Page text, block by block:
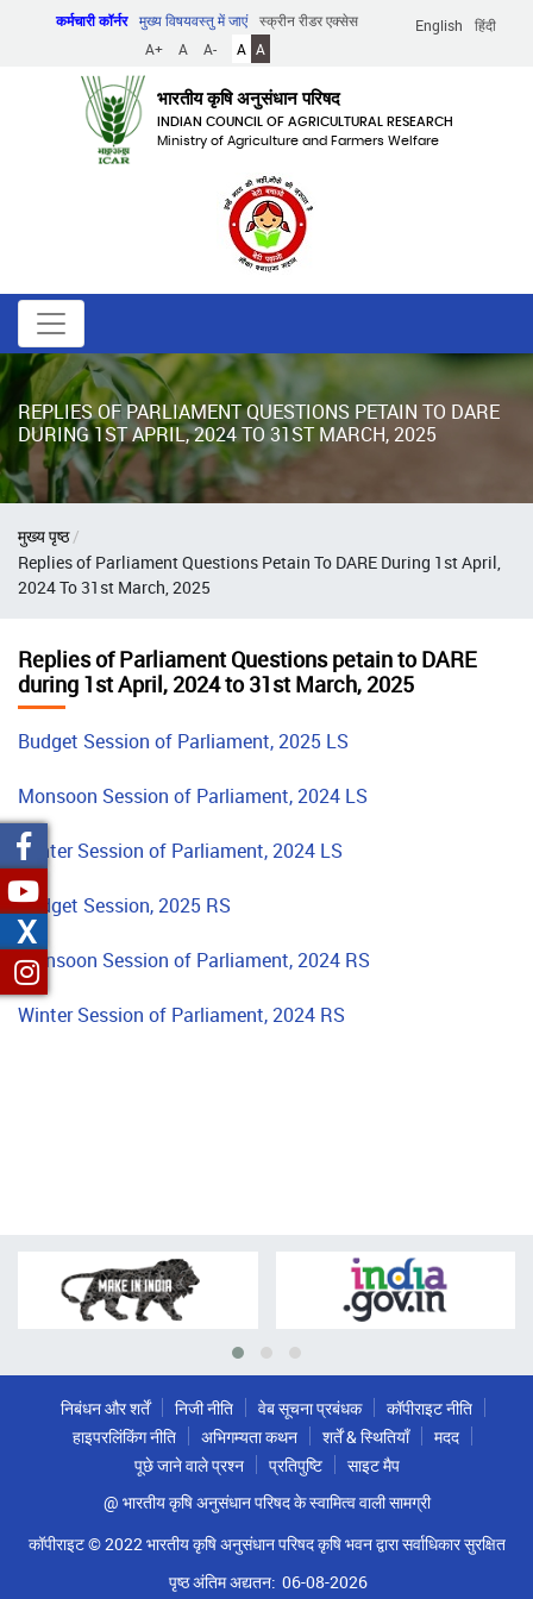
English हिंदी
कर्मचारी कॉर्नर मुख्य विषयवस्तु में जाएं
स्क्रीन रीडर एक्सेस
A+
A A- A A
भारतीय कृषि अनुसंधान परिषद
INDIAN COUNCIL OF AGRICULTURAL RESEARCH
Ministry of Agriculture and Farmers Welfare
REPLIES OF PARLIAMENT QUESTIONS PETAIN TO DARE
DURING 1ST APRIL, 2024 TO 31ST MARCH, 2025
पग
चिन्ह
मुख्य पृष्ठ
Replies of Parliament Questions Petain To DARE During 1st April,
2024 To 31st March, 2025
Replies of Parliament Questions petain to DARE
during 1st April, 2024 to 31st March, 2025
Budget Session of Parliament, 2025 LS
Monsoon Session of Parliament, 2024 LS
Winter Session of Parliament, 2024 LS
Budget Session, 2025 RS
Monsoon Session of Parliament, 2024 RS
Winter Session of Parliament, 2024 RS
निबंधन और शर्तें निजी नीति वेब सूचना प्रबंधक
कॉपीराइट नीति
हाइपरलिंकिंग नीति
अभिगम्यता कथन शर्तें & स्थितियाँ
मदद
पूछे जाने वाले प्रश्न
प्रतिपुष्टि
साइट मैप
@ भारतीय कृषि अनुसंधान परिषद के स्वामित्व वाली सामग्री
कॉपीराइट © 2022 भारतीय कृषि अनुसंधान परिषद कृषि भवन द्वारा सर्वाधिकार सुरक्षित
पृष्ठ अंतिम अद्यतन: 06-08-2026
X